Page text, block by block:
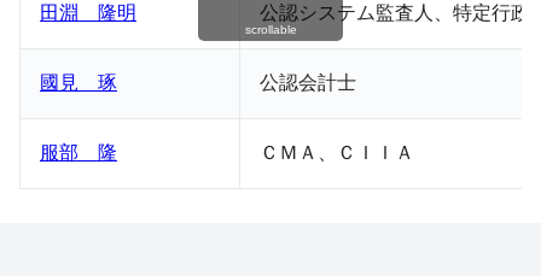
田淵 隆明 公認システム監査人、特定行
國見 琢 公認会計士
服部 隆 ＣＭＡ、ＣＩＩＡ
scrollable